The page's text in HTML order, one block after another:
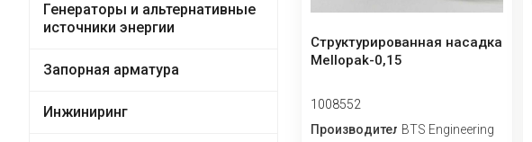
Генераторы и альтернативные
источники энергии
Запорная арматура
Инжиниринг
Структурированная насадка
Mellopak-0,15
1008552
ПроизводительBTS Engineering